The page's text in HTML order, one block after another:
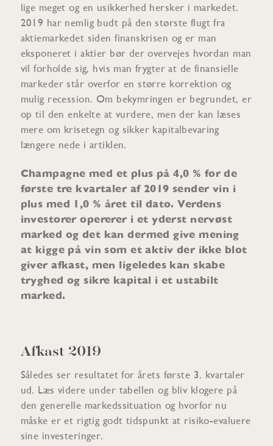
lige meget og en usikkerhed hersker i markedet.
2019 har nemlig budt på den største flugt fra
aktiemarkedet siden finanskrisen og er man
eksponeret i aktier bør der overvejes hvordan man
vil forholde sig, hvis man frygter at de finansielle
markeder står overfor en større korrektion og
mulig recession. Om bekymringen er begrundet, er
op til den enkelte at vurdere, men der kan læses
mere om krisetegn og sikker kapitalbevaring
længere nede i artiklen.
Champagne med et plus på 4,0 % for de
første tre kvartaler af 2019 sender vin i
plus med 1,0 % året til dato. Verdens
investorer opererer i et yderst nervøst
marked og det kan dermed give mening
at kigge på vin som et aktiv der ikke blot
giver afkast, men ligeledes kan skabe
tryghed og sikre kapital i et ustabilt
marked.
Afkast 2019
Således ser resultatet for årets første 3. kvartaler
ud. Læs videre under tabellen og bliv klogere på
den generelle markedssituation og hvorfor nu
måske er et rigtig godt tidspunkt at risiko-evaluere
sine investeringer.